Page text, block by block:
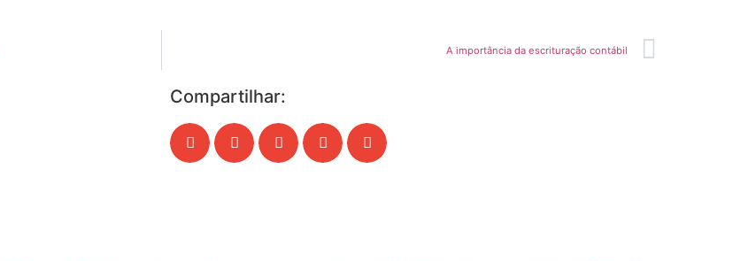
A importância da escrituração contábil
Compartilhar: